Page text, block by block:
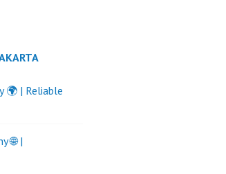
🌍 | Reliable
🌐 |